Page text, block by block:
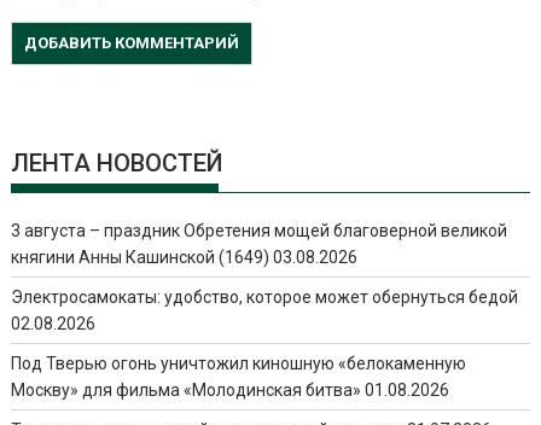
ЛЕНТА НОВОСТЕЙ
3 августа – праздник Обретения мощей благоверной великой
княгини Анны Кашинской (1649) 03.08.2026
Электросамокаты: удобство, которое может обернуться бедой
02.08.2026
Под Тверью огонь уничтожил киношную «белокаменную
Москву» для фильма «Молодинская битва» 01.08.2026